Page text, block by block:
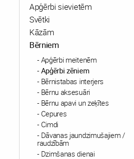
Apģērbi sievietēm
Svētki
Kāzām
Bērniem
Apģērbi meitenēm
Apģērbi zēniem
Bērnistabas interjers
Bērnu aksesuāri
Bērnu apavi un zeķītes
Cepures
Cimdi
Dāvanas jaundzimušajiem /
raudzībām
Dzimšanas dienai